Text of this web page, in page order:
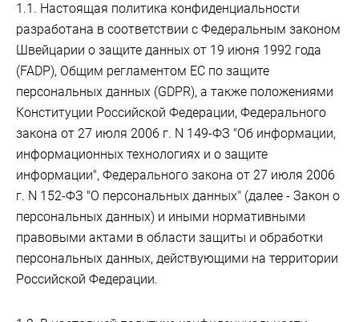
1.1. Настоящая политика конфиденциальности
разработана в соответствии с Федеральным законом
Швейцарии о защите данных от 19 июня 1992 года
(FADP), Общим регламентом ЕС по защите
персональных данных (GDPR), а также положениями
Конституции Российской Федерации, Федерального
закона от 27 июля 2006 г. N 149-ФЗ "Об информации,
информационных технологиях и о защите
информации", Федерального закона от 27 июля 2006
г. N 152-ФЗ "О персональных данных" (далее - Закон о
персональных данных) и иными нормативными
правовыми актами в области защиты и обработки
персональных данных, действующими на территории
Российской Федерации.